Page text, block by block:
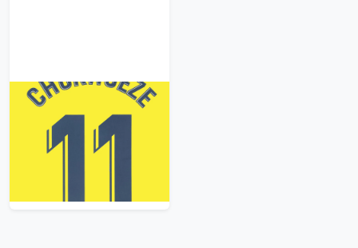
2019-20 Villarreal
Home Chukwueze
#11 Name Set
13.99£ · ca. €17